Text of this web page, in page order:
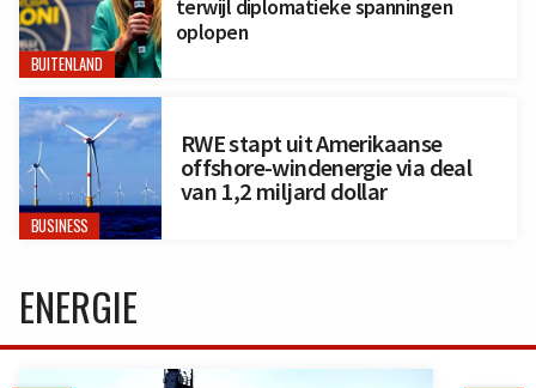
BUITENLAND
terwijl diplomatieke spanningen
oplopen
BUSINESS
RWE stapt uit Amerikaanse
offshore-windenergie via deal
van 1,2 miljard dollar
ENERGIE